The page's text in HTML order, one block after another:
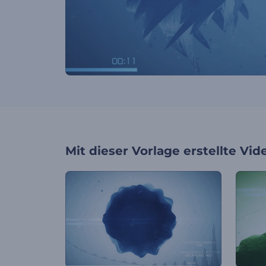
Mit dieser Vorlage erstellte